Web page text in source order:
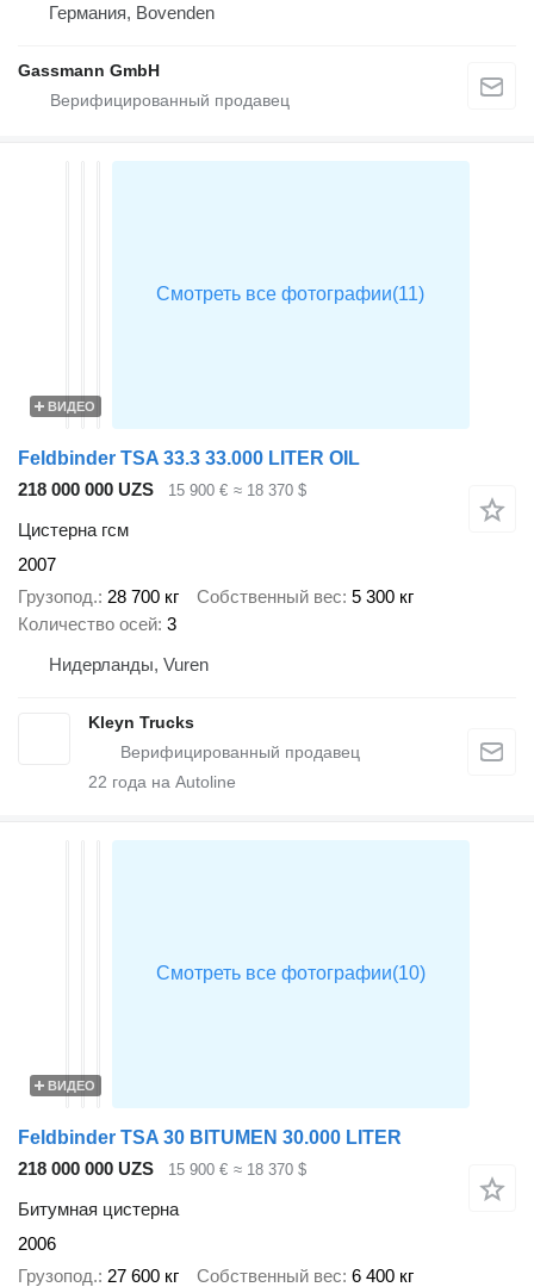
Германия, Bovenden
Gassmann GmbH
ВИДЕО
Feldbinder TSA 33.3 33.000 LITER OIL
218 000 000 UZS
15 900 € ≈ 18 370 $
Цистерна гсм
2007
Грузопод. 28 700 кг Собственный вес 5 300 кг
Количество осей 3
Нидерланды, Vuren
Kleyn Trucks
22 года на Autoline
ВИДЕО
Feldbinder TSA 30 BITUMEN 30.000 LITER
218 000 000 UZS
15 900 € ≈ 18 370 $
Битумная цистерна
2006
Грузопод. 27 600 кг Собственный вес 6 400 кг